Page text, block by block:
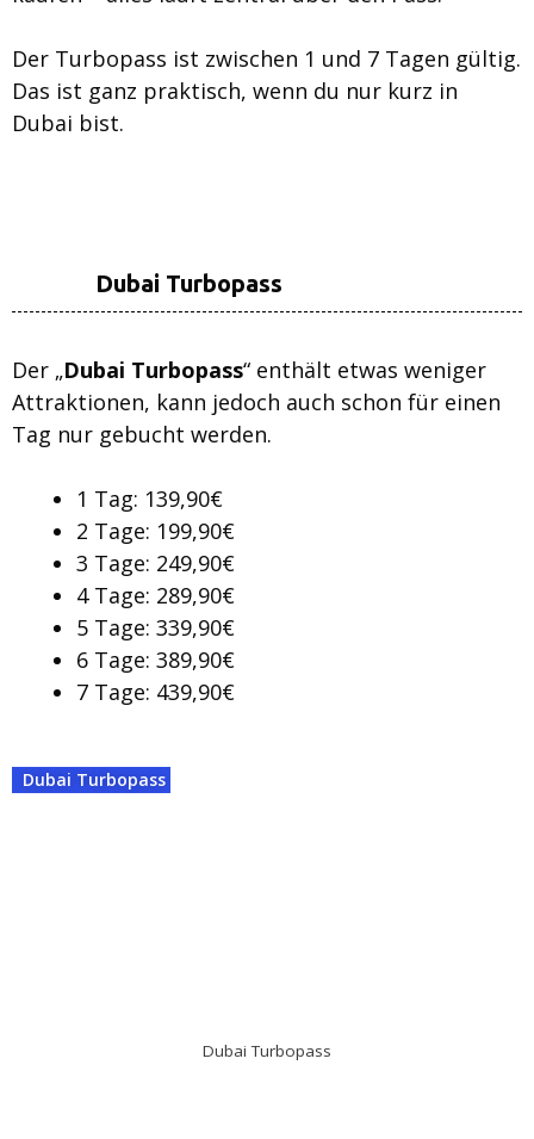
Der Turbopass ist zwischen 1 und 7 Tagen gültig.
Das ist ganz praktisch, wenn du nur kurz in
Dubai bist.
Dubai Turbopass
Der „Dubai Turbopass“ enthält etwas weniger
Attraktionen, kann jedoch auch schon für einen
Tag nur gebucht werden.
1 Tag: 139,90€
2 Tage: 199,90€
3 Tage: 249,90€
4 Tage: 289,90€
5 Tage: 339,90€
6 Tage: 389,90€
7 Tage: 439,90€
Dubai Turbopass
Dubai Turbopass